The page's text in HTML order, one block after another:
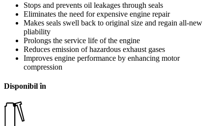
Stops and prevents oil leakages through seals
Eliminates the need for expensive engine repair
Makes seals swell back to original size and regain all-new
pliability
Prolongs the service life of the engine
Reduces emission of hazardous exhaust gases
Improves engine performance by enhancing motor
compression
Disponibil în